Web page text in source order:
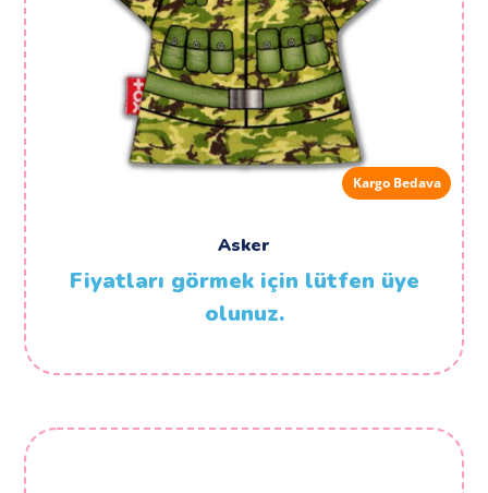
Kargo Bedava
Asker
Fiyatları görmek için lütfen üye
olunuz.